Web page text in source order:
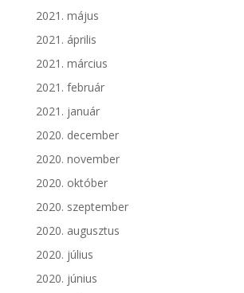
2021. május
2021. április
2021. március
2021. február
2021. január
2020. december
2020. november
2020. október
2020. szeptember
2020. augusztus
2020. július
2020. június